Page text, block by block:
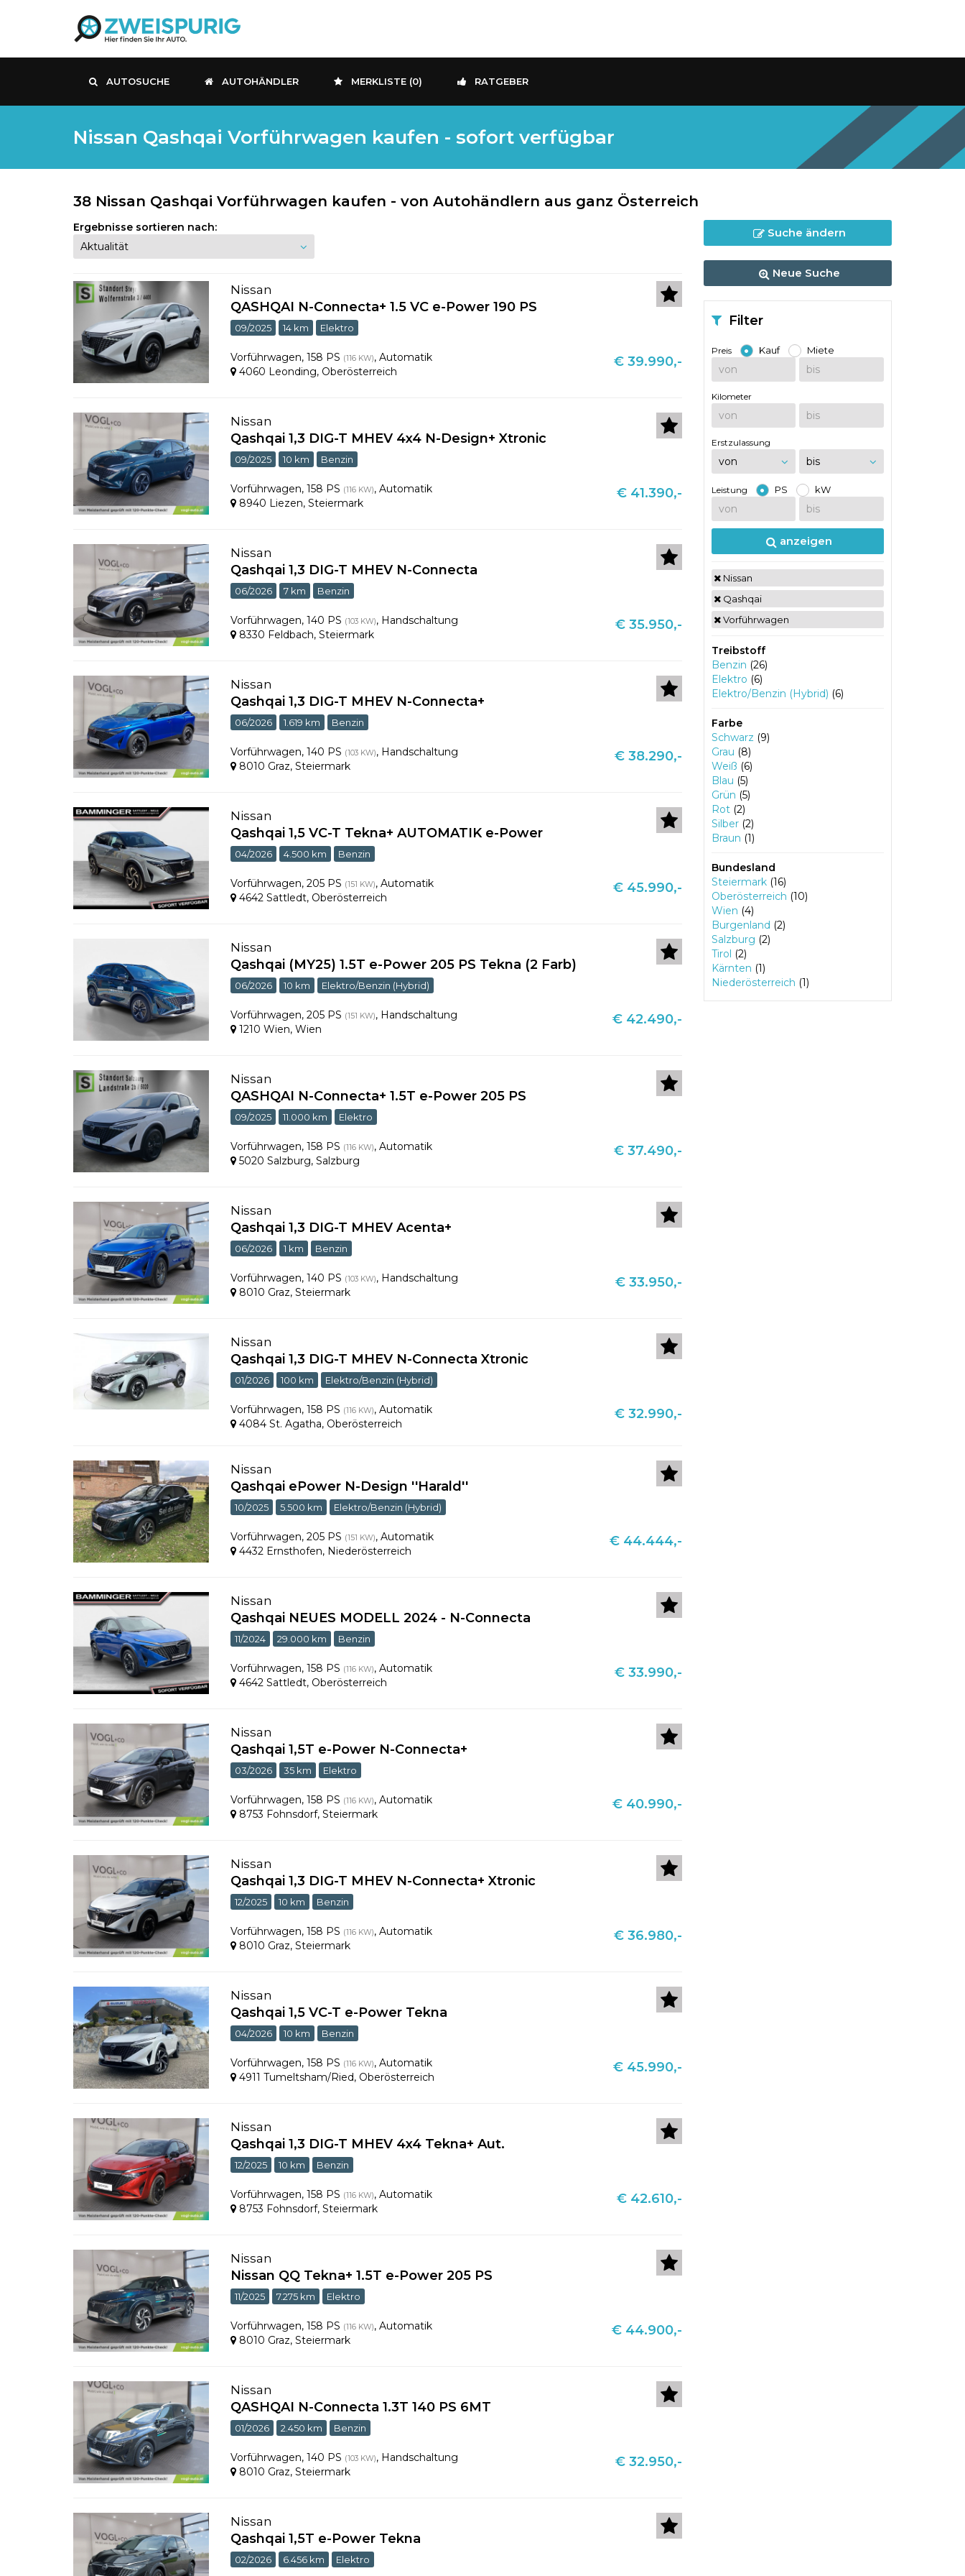
AUTOSUCHE AUTOHÄNDLER MERKLISTE (0) RATGEBER
Nissan Qashqai Vorführwagen kaufen - sofort verfügbar
38 Nissan Qashqai Vorführwagen kaufen - von Autohändlern aus ganz Österreich
Suche ändern
Neue Suche
Filter
Preis Kauf Miete
Kilometer
Erstzulassung
Leistung PS kW
anzeigen
Nissan
Qashqai
Vorführwagen
Treibstoff
Benzin (26)
Elektro (6)
Elektro/Benzin (Hybrid) (6)
Farbe
Schwarz (9)
Grau (8)
Weiß (6)
Blau (5)
Grün (5)
Rot(2)
Silber(2)
Braun (1)
Bundesland
Steiermark(16)
Oberösterreich (10)
Wien (4)
Burgenland (2)
Salzburg (2)
Tirol (2)
Kärnten (1)
Niederösterreich (1)
Ergebnisse sortieren nach:
Nissan
QASHQAI N-Connecta+ 1.5 VC e-Power 190 PS
09/2025 14 km Elektro
Vorführwagen,158 PS (116 KW),Automatik
4060 Leonding, Oberösterreich
€ 39.990,-
Nissan
Qashqai 1,3 DIG-T MHEV 4x4 N-Design+ Xtronic
09/2025 10 km Benzin
Vorführwagen,158 PS (116 KW),Automatik
8940 Liezen,Steiermark
€ 41.390,-
Nissan
Qashqai 1,3 DIG-T MHEV N-Connecta
06/2026 7 km Benzin
Vorführwagen,140 PS (103 KW), Handschaltung
8330 Feldbach,Steiermark
€ 35.950,-
Nissan
Qashqai 1,3 DIG-T MHEV N-Connecta+
06/2026 1.619 km Benzin
Vorführwagen,140 PS (103 KW), Handschaltung
8010 Graz,Steiermark
€ 38.290,-
Nissan
Qashqai 1,5 VC-T Tekna+ AUTOMATIK e-Power
04/2026 4.500 km Benzin
Vorführwagen,205 PS (151 KW),Automatik
4642 Sattledt, Oberösterreich
€ 45.990,-
Nissan
Qashqai (MY25) 1.5T e-Power 205 PS Tekna (2 Farb)
06/2026 10 km Elektro/Benzin (Hybrid)
Vorführwagen,205 PS (151 KW), Handschaltung
1210 Wien,Wien
€ 42.490,-
Nissan
QASHQAI N-Connecta+ 1.5T e-Power 205 PS
09/2025 11.000 km Elektro
Vorführwagen,158 PS (116 KW),Automatik
5020 Salzburg,Salzburg
€ 37.490,-
Nissan
Qashqai 1,3 DIG-T MHEV Acenta+
06/2026 1 km Benzin
Vorführwagen,140 PS (103 KW), Handschaltung
8010 Graz,Steiermark
€ 33.950,-
Nissan
Qashqai 1,3 DIG-T MHEV N-Connecta Xtronic
01/2026 100 km Elektro/Benzin (Hybrid)
Vorführwagen,158 PS (116 KW),Automatik
4084 St. Agatha, Oberösterreich
€ 32.990,-
Nissan
Qashqai ePower N-Design ''Harald''
10/2025 5.500 km Elektro/Benzin (Hybrid)
Vorführwagen,205 PS (151 KW),Automatik
4432 Ernsthofen, Niederösterreich
€ 44.444,-
Nissan
Qashqai NEUES MODELL 2024 - N-Connecta
11/2024 29.000 km Benzin
Vorführwagen,158 PS (116 KW),Automatik
4642 Sattledt, Oberösterreich
€ 33.990,-
Nissan
Qashqai 1,5T e-Power N-Connecta+
03/2026 35 km Elektro
Vorführwagen,158 PS (116 KW),Automatik
8753 Fohnsdorf,Steiermark
€ 40.990,-
Nissan
Qashqai 1,3 DIG-T MHEV N-Connecta+ Xtronic
12/2025 10 km Benzin
Vorführwagen,158 PS (116 KW),Automatik
8010 Graz,Steiermark
€ 36.980,-
Nissan
Qashqai 1,5 VC-T e-Power Tekna
04/2026 10 km Benzin
Vorführwagen,158 PS (116 KW),Automatik
4911 Tumeltsham/Ried, Oberösterreich
€ 45.990,-
Nissan
Qashqai 1,3 DIG-T MHEV 4x4 Tekna+ Aut.
12/2025 10 km Benzin
Vorführwagen,158 PS (116 KW),Automatik
8753 Fohnsdorf,Steiermark
€ 42.610,-
Nissan
Nissan QQ Tekna+ 1.5T e-Power 205 PS
11/2025 7.275 km Elektro
Vorführwagen,158 PS (116 KW),Automatik
8010 Graz,Steiermark
€ 44.900,-
Nissan
QASHQAI N-Connecta 1.3T 140 PS 6MT
01/2026 2.450 km Benzin
Vorführwagen,140 PS (103 KW), Handschaltung
8010 Graz,Steiermark
€ 32.950,-
Nissan
Qashqai 1,5T e-Power Tekna
02/2026 6.456 km Elektro